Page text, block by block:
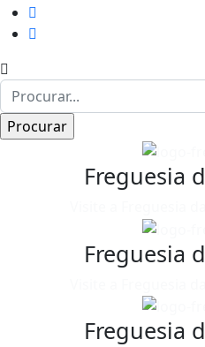
Freguesia
Freguesia
Freguesia